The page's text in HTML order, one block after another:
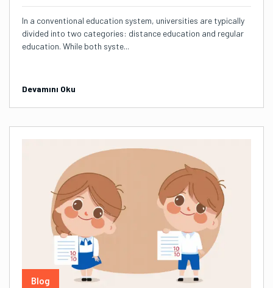
In a conventional education system, universities are typically
divided into two categories: distance education and regular
education. While both syste...
Devamını Oku
Blog